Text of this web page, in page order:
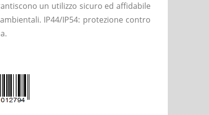
un utilizzo sicuro ed affidabile
IP44/IP54: protezione contro